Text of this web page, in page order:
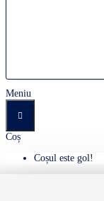
Meniu
Coș
Coșul este gol!